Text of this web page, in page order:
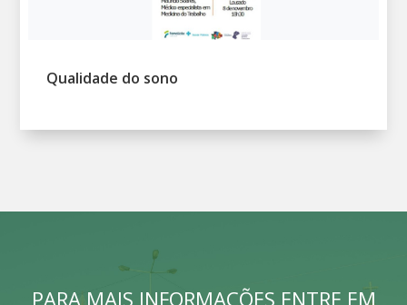
Qualidade do sono
PARA MAIS INFORMAÇÕES ENTRE EM